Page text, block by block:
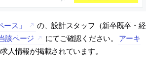
ス」
の、設計スタッフ（新卒既卒・経
該ページ
にてご確認ください。
アーキ
人情報が掲載されています。